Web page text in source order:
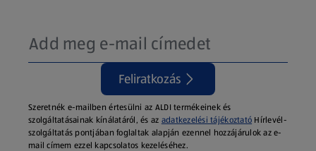
Feliratkozás
Szeretnék e-mailben értesülni az ALDI termékeinek és
szolgáltatásainak kínálatáról, és az adatkezelési tájékoztató Hírlevél-
szolgáltatás pontjában foglaltak alapján ezennel hozzájárulok az e-
mail címem ezzel kapcsolatos kezeléséhez.